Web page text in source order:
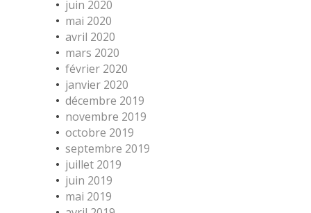
juin 2020
mai 2020
avril 2020
mars 2020
février 2020
janvier 2020
décembre 2019
novembre 2019
octobre 2019
septembre 2019
juillet 2019
juin 2019
mai 2019